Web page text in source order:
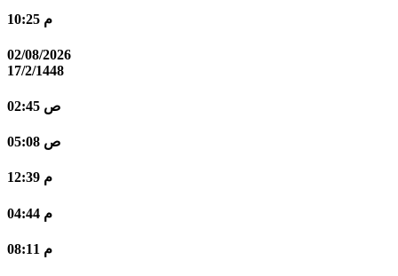
10:25 م
02/08/2026
17/2/1448
02:45 ص
05:08 ص
12:39 م
04:44 م
08:11 م